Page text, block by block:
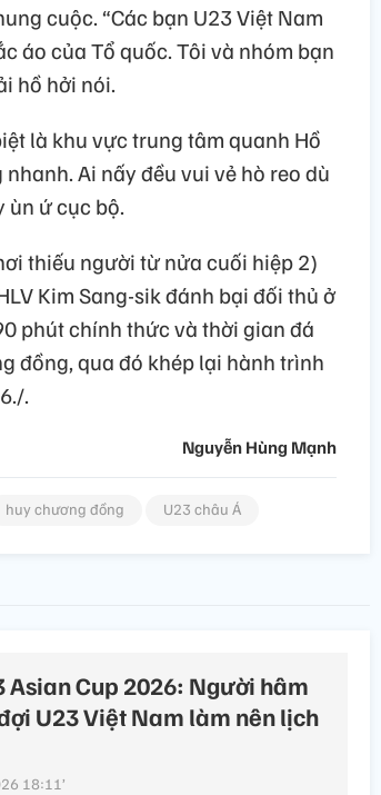
cuộc. “Các bạn U23 Việt Nam
áo của Tổ quốc. Tôi và nhóm bạn
hồ hởi nói.
là khu vực trung tâm quanh Hồ
Ai nấy đều vui vẻ hò reo dù
ùn ứ cục bộ.
thiếu người từ nửa cuối hiệp 2)
Kim Sang-sik đánh bại đối thủ ở
phút chính thức và thời gian đá
đồng, qua đó khép lại hành trình
.
Nguyễn Hùng Mạnh
huy chương đồng U23 châu Á
Asian Cup 2026: Người hâm
U23 Việt Nam làm nên lịch
18:11’